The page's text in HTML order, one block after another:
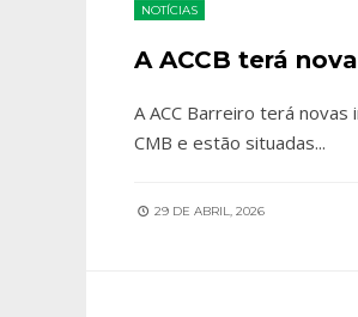
NOTÍCIAS
A ACCB terá
A ACC Barreiro terá
CMB e estão situadas...
29 DE ABRIL, 2026